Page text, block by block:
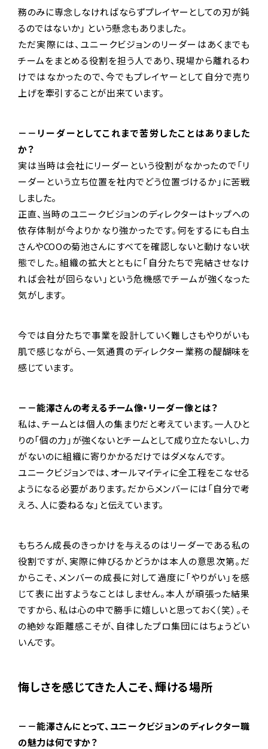
務のみに専念しなければならずプレイヤーとしての刃が鈍
るのではないか」 という懸念もありました。
ただ実際には、ユニークビジョンのリーダーはあくまでも
チームをまとめる役割を担う人であり、現場から離れるわ
けではなかったので、今でもプレイヤーとして自分で売り
上げを牽引することが出来ています。
－－リーダーとしてこれまで苦労したことはありました
か？
実は当時は会社にリーダーという役割がなかったので「リ
ーダーという立ち位置を社内でどう位置づけるか」に苦戦
しました。
正直、当時のユニークビジョンのディレクターはトップへの
依存体制が今よりかなり強かったです。何をするにも白圡
さんやCOOの菊池さんにすべてを確認しないと動けない状
態でした。組織の拡大とともに「自分たちで完結させなけ
れば会社が回らない」という危機感でチームが強くなった
気がします。
今では自分たちで事業を設計していく難しさもやりがいも
肌で感じながら、一気通貫のディレクター業務の醍醐味を
感じています。
－－能澤さんの考えるチーム像・リーダー像とは？
私は、チームとは個人の集まりだと考えています。一人ひと
りの「個の力」が強くないとチームとして成り立たないし、力
がないのに組織に寄りかかるだけではダメなんです。
ユニークビジョンでは、オールマイティに全工程をこなせる
ようになる必要があります。だからメンバーには「自分で考
えろ、人に委ねるな」と伝えています。
もちろん成長のきっかけを与えるのはリーダーである私の
役割ですが、実際に伸びるかどうかは本人の意思次第。だ
からこそ、メンバーの成長に対して過度に「やりがい」を感
じて表に出すようなことはしません。本人が頑張った結果
ですから、私は心の中で勝手に嬉しいと思っておく（笑）。そ
の絶妙な距離感こそが、自律したプロ集団にはちょうどい
いんです。
悔しさを感じてきた人こそ、輝ける場所
－－能澤さんにとって、ユニークビジョンのディレクター職
の魅力は何ですか？